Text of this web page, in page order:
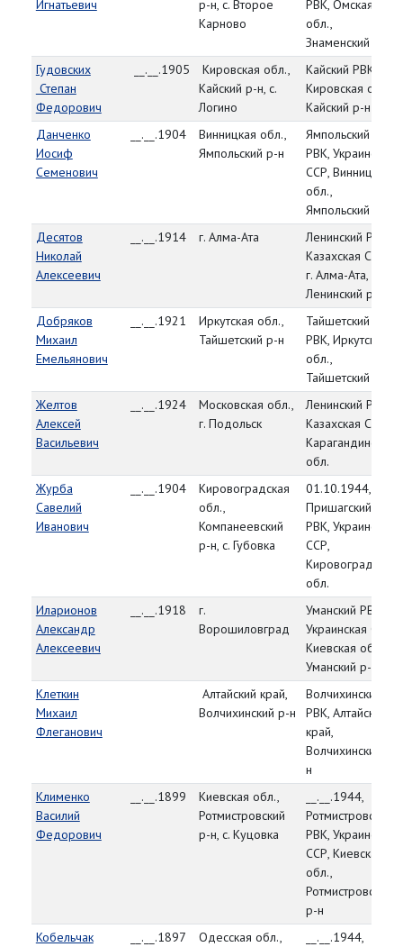
Игнатьевич
р-н, с. Второе
Карново
РВК, Омская
обл.,
Знаменский р-н
Гудовских
Степан
Федорович
__.__.1905
Кировская обл.,
Кайский р-н, с.
Логино
Кайский РВК,
Кировская обл.,
Кайский р-н
Данченко
Иосиф
Семенович
__.__.1904
Винницкая обл.,
Ямпольский р-н
Ямпольский
РВК, Украинская
ССР, Винницкая
обл.,
Ямпольский р-н
Десятов
Николай
Алексеевич
__.__.1914 г. Алма-Ата
Ленинский РВК,
Казахская ССР,
г. Алма-Ата,
Ленинский р-н
Добряков
Михаил
Емельянович
__.__.1921
Иркутская обл.,
Тайшетский р-н
Тайшетский
РВК, Иркутская
обл.,
Тайшетский р-н
Желтов
Алексей
Васильевич
__.__.1924
Московская обл.,
г. Подольск
Ленинский РВК,
Казахская ССР,
Карагандинская
обл.
Журба
Савелий
Иванович
__.__.1904
Кировоградская
обл.,
Компанеевский
р-н, с. Губовка
01.10.1944,
Пришагский
РВК, Украинская
ССР,
Кировоградская
обл.
Иларионов
Александр
Алексеевич
__.__.1918
г.
Ворошиловград
Уманский РВК,
Украинская ССР,
Киевская обл.,
Уманский р-н
Клеткин
Михаил
Флеганович
Алтайский край,
Волчихинский р-н
Волчихинский
РВК, Алтайский
край,
Волчихинский р-
н
Клименко
Василий
Федорович
__.__.1899
Киевская обл.,
Ротмистровский
р-н, с. Куцовка
__.__.1944,
Ротмистровский
РВК, Украинская
ССР, Киевская
обл.,
Ротмистровский
р-н
Кобельчак
__.__.1897
Одесская обл.,
__.__.1944,